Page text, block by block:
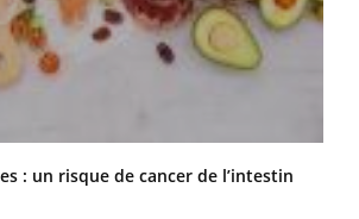
: un risque de cancer de l’intestin